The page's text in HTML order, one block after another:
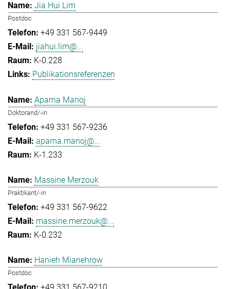
Jia Hui Lim
Postdoc
+49 331 567-9449
jiahui.lim@...
K-0.228
Publikationsreferenzen
Aparna Manoj
Doktorand/-in
+49 331 567-9236
aparna.manoj@...
K-1.233
Massine Merzouk
Praktikant/-in
+49 331 567-9622
massine.merzouk@...
K-0.232
Hanieh Mianehrow
Postdoc